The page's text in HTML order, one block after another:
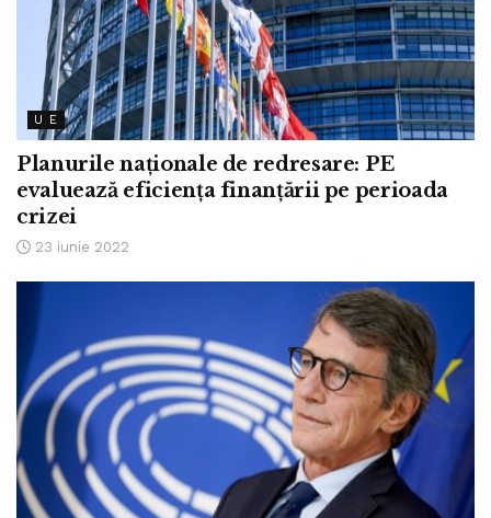
U E
Planurile naționale de redresare: PE
evaluează eficiența finanțării pe perioada
crizei
23 iunie 2022